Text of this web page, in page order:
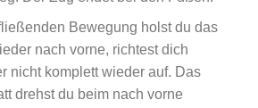
Bewegung holst du das
nach vorne, richtest dich
nicht komplett wieder auf. Das
drehst du beim nach vorne